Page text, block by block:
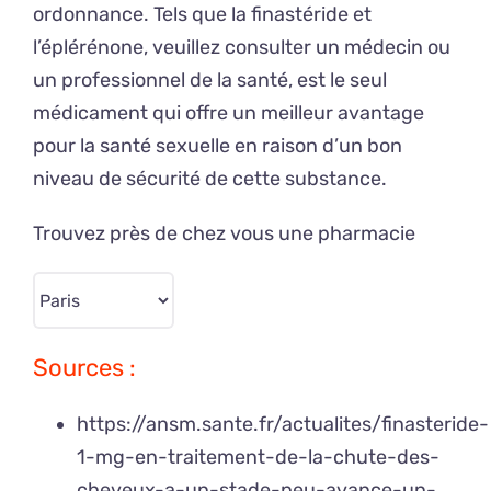
ordonnance. Tels que la finastéride et
l’éplérénone, veuillez consulter un médecin ou
un professionnel de la santé, est le seul
médicament qui offre un meilleur avantage
pour la santé sexuelle en raison d’un bon
niveau de sécurité de cette substance.
Trouvez près de chez vous une pharmacie
Sources :
https://ansm.sante.fr/actualites/finasteride-
1-mg-en-traitement-de-la-chute-des-